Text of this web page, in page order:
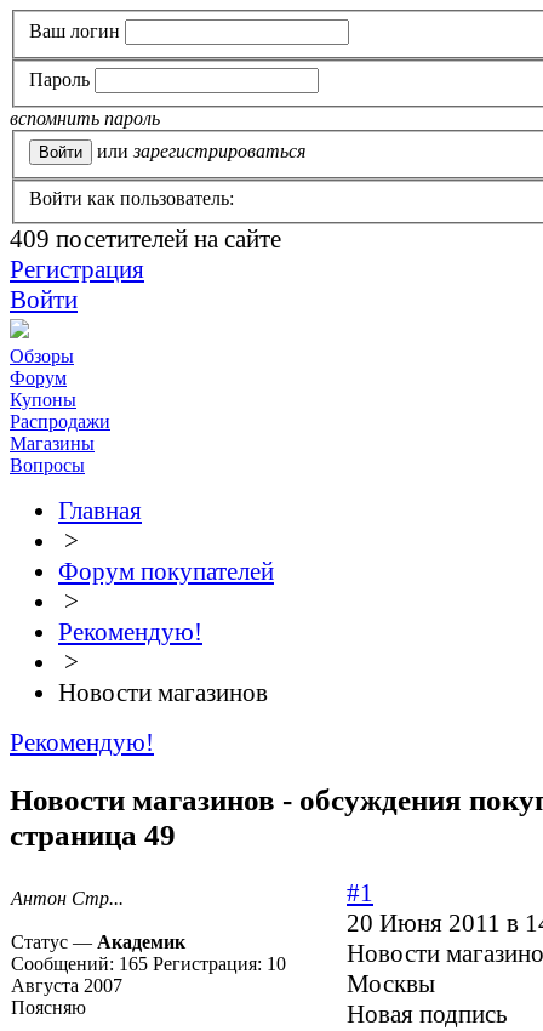
Ваш логин
Пароль
вспомнить пароль
или зарегистрироваться
Войти как пользователь:
409 посетителей на сайте
Регистрация
Войти
Обзоры
Форум
Купоны
Распродажи
Магазины
Вопросы
Главная
>
Форум покупателей
>
Рекомендую!
>
Новости магазинов
Рекомендую!
Новости магазинов - обсуждения
страница 49
Антон Стр...
Статус — Академик
Сообщений: 165 Регистрация: 10
Августа 2007
Поясняю
#1
20 Июня 2011 в
Новости
Москвы
Новая подпись